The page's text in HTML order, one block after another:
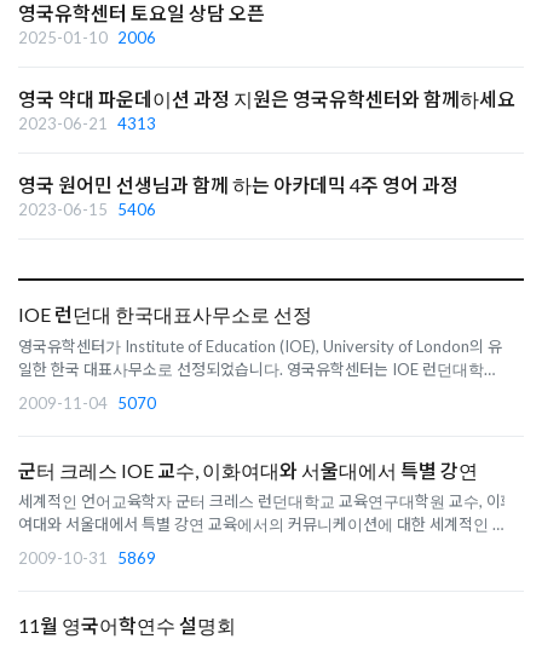
영국유학센터 토요일 상담 오픈
2025-01-10 2006
영국 약대 파운데이션 과정 지원은 영국유학센터와 함께하세요
2023-06-21 4313
영국 원어민 선생님과 함께 하는 아카데믹 4주 영어 과정
2023-06-15 5406
IOE 런던대 한국대표사무소로 선정
영국유학센터가 Institute of Education (IOE), University of London의 유
일한 한국 대표사무소로 선정되었습니다. 영국유학센터는 IOE 런던대학교
도와드립니다. 런던대학교 소속의 교육연구대학원 (IOE)는 교육학자 및 교원
2009-11-04 5070
군터 크레스 IOE 교수, 이화여대와 서울대에서 특별 강연
세계적인 언어교육학자 군터 크레스 런던대학교 교육연구대학원 교수, 이화
여대와 서울대에서 특별 강연 교육에서의 커뮤니케이션에 대한 세계적인 전
문가인 군터 크레스 (Gunther Kress) 교수가 10월말부터 11월 초까지 방한
한다. 크레스 교수는 ‘복합문식성 (multimodality)’ 연구 분야의 선두주자로
2009-10-31 5869
11월 영국어학연수 설명회